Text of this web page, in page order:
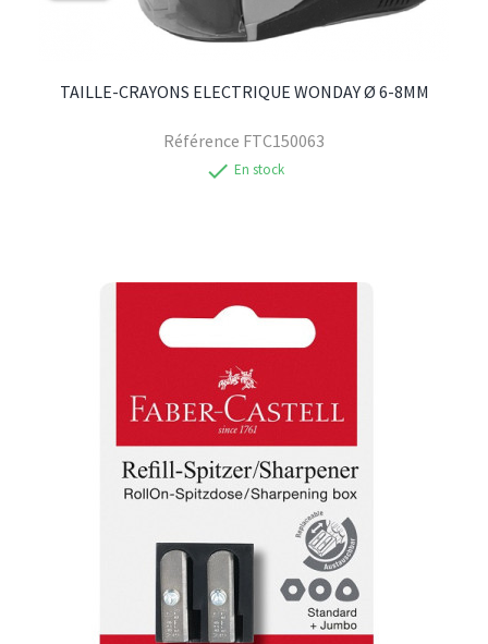
TAILLE-CRAYONS ELECTRIQUE WONDAY Ø 6-8MM
Référence FTC150063
check En stock